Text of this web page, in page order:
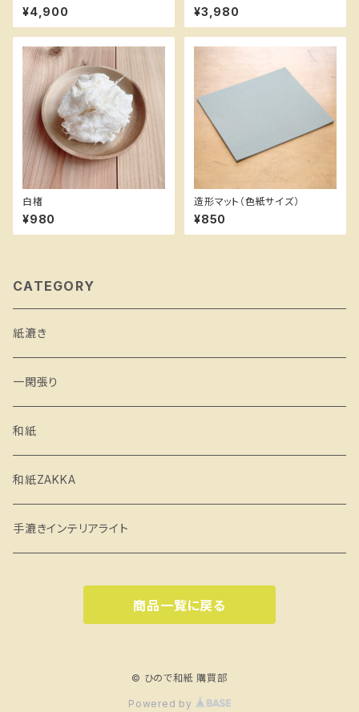
¥4,900 ¥3,980
白楮
¥980
造形マット（色紙サイズ）
¥850
CATEGORY
紙漉き
一閑張り
和紙
和紙ZAKKA
手漉きインテリアライト
商品一覧に戻る
© ひので和紙 購買部
Powered by